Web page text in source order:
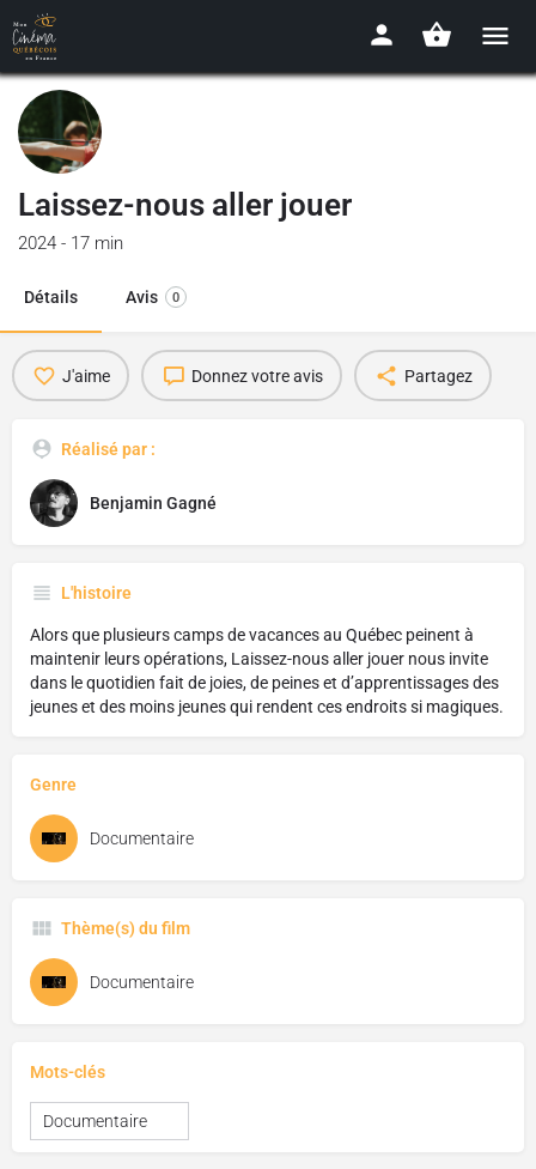
Laissez-nous aller jouer
2024 - 17 min
Détails Avis 0
J'aime Donnez votre avis Partagez
Réalisé par :
Benjamin Gagné
L'histoire
Alors que plusieurs camps de vacances au Québec peinent à
maintenir leurs opérations, Laissez-nous aller jouer nous invite
dans le quotidien fait de joies, de peines et d’apprentissages des
jeunes et des moins jeunes qui rendent ces endroits si magiques.
Genre
Documentaire
Thème(s) du film
Documentaire
Mots-clés
Documentaire